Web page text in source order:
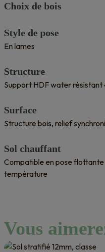
Choix de bois
Style de pose
En lames
Structure
Support HDF water résistant
Surface
Structure bois, relief
Sol chauffant
Compatible en pose
température
Vous